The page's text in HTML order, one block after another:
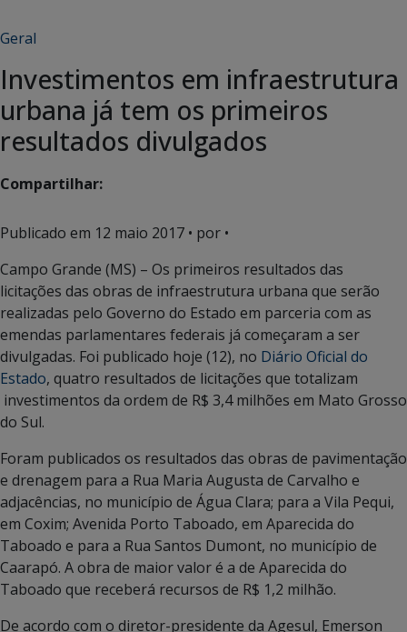
Geral
Investimentos em infraestrutura
urbana já tem os primeiros
resultados divulgados
Compartilhar:
Publicado em 12 maio 2017 • por •
Campo Grande (MS) – Os primeiros resultados das
licitações das obras de infraestrutura urbana que serão
realizadas pelo Governo do Estado em parceria com as
emendas parlamentares federais já começaram a ser
divulgadas. Foi publicado hoje (12), no Diário Oficial do
Estado, quatro resultados de licitações que totalizam
investimentos da ordem de R$ 3,4 milhões em Mato Grosso
do Sul.
Foram publicados os resultados das obras de pavimentação
e drenagem para a Rua Maria Augusta de Carvalho e
adjacências, no município de Água Clara; para a Vila Pequi,
em Coxim; Avenida Porto Taboado, em Aparecida do
Taboado e para a Rua Santos Dumont, no município de
Caarapó. A obra de maior valor é a de Aparecida do
Taboado que receberá recursos de R$ 1,2 milhão.
De acordo com o diretor-presidente da Agesul, Emerson